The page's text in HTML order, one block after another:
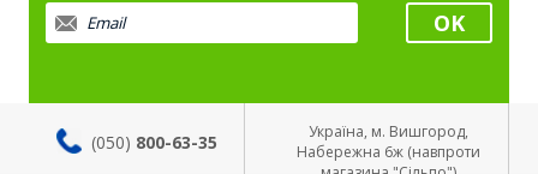
(050) 800-63-35
Україна, м. Вишгород,
Набережна 6ж (навпроти